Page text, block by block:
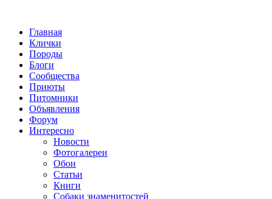
Главная
Клички
Породы
Блоги
Сообщества
Приюты
Питомники
Объявления
Форум
Интересно
Новости
Фотогалереи
Обои
Статьи
Книги
Собаки знаменитостей